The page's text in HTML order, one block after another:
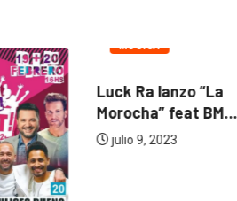
MUSICA
Luck Ra lanzo “La
Morocha” feat BM...
julio 9, 2023